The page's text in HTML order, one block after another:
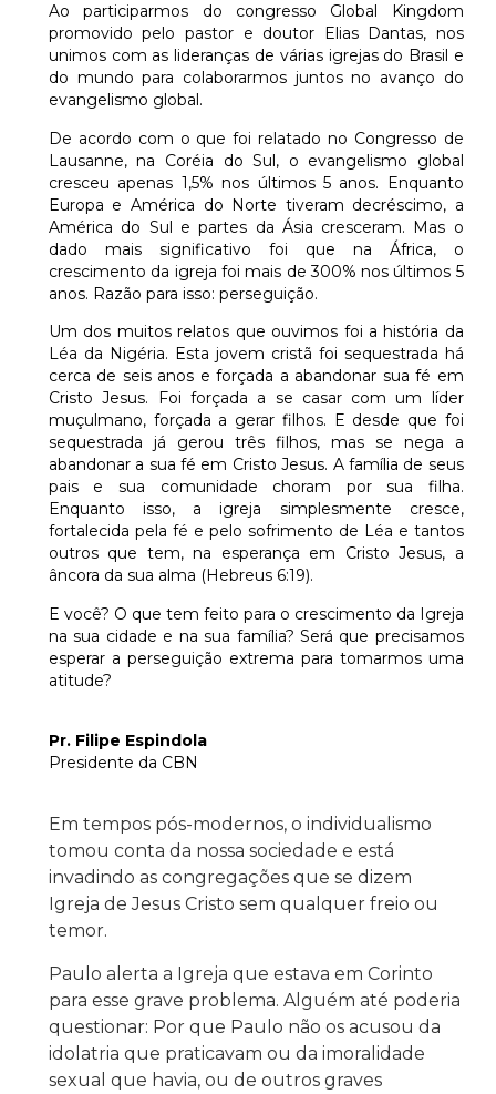
Ao participarmos do congresso Global Kingdom
promovido pelo pastor e doutor Elias Dantas, nos
unimos com as lideranças de várias igrejas do Brasil e
do mundo para colaborarmos juntos no avanço do
evangelismo global.
De acordo com o que foi relatado no Congresso de
Lausanne, na Coréia do Sul, o evangelismo global
cresceu apenas 1,5% nos últimos 5 anos. Enquanto
Europa e América do Norte tiveram decréscimo, a
América do Sul e partes da Ásia cresceram. Mas o
dado mais significativo foi que na África, o
crescimento da igreja foi mais de 300% nos últimos 5
anos. Razão para isso: perseguição.
Um dos muitos relatos que ouvimos foi a história da
Léa da Nigéria. Esta jovem cristã foi sequestrada há
cerca de seis anos e forçada a abandonar sua fé em
Cristo Jesus. Foi forçada a se casar com um líder
muçulmano, forçada a gerar filhos. E desde que foi
sequestrada já gerou três filhos, mas se nega a
abandonar a sua fé em Cristo Jesus. A família de seus
pais e sua comunidade choram por sua filha.
Enquanto isso, a igreja simplesmente cresce,
fortalecida pela fé e pelo sofrimento de Léa e tantos
outros que tem, na esperança em Cristo Jesus, a
âncora da sua alma (Hebreus 6:19).
E você? O que tem feito para o crescimento da Igreja
na sua cidade e na sua família? Será que precisamos
esperar a perseguição extrema para tomarmos uma
atitude?
Pr. Filipe Espindola
Presidente da CBN
Em tempos pós-modernos, o individualismo
tomou conta da nossa sociedade e está
invadindo as congregações que se dizem
Igreja de Jesus Cristo sem qualquer freio ou
temor.
Paulo alerta a Igreja que estava em Corinto
para esse grave problema. Alguém até poderia
questionar: Por que Paulo não os acusou da
idolatria que praticavam ou da imoralidade
sexual que havia, ou de outros graves